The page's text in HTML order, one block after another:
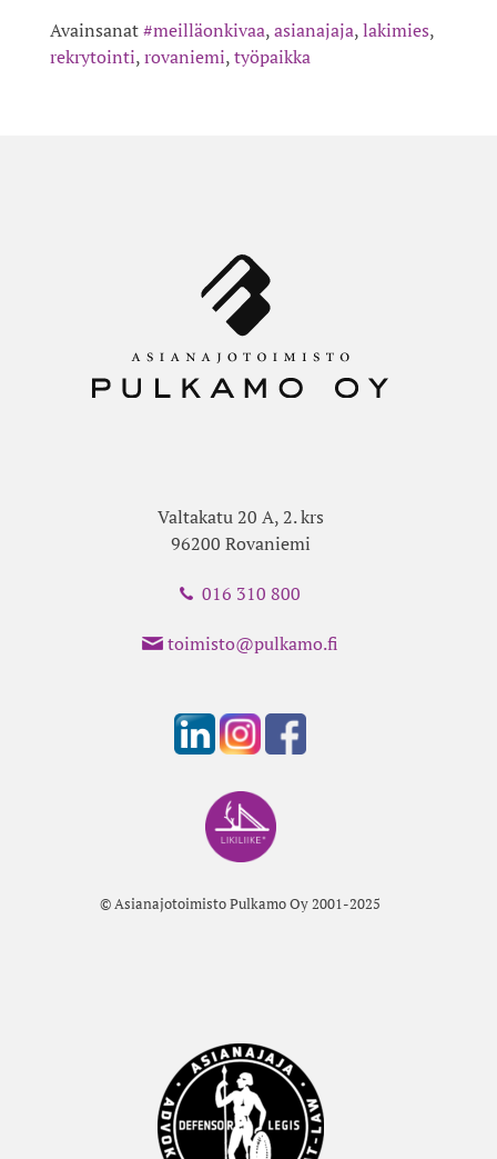
Avainsanat#meilläonkivaa,asianajaja,lakimies,
rekrytointi,rovaniemi,työpaikka
Valtakatu 20 A, 2. krs
96200 Rovaniemi
016 310 800
toimisto@pulkamo.fi
© Asianajotoimisto Pulkamo Oy 2001-2025